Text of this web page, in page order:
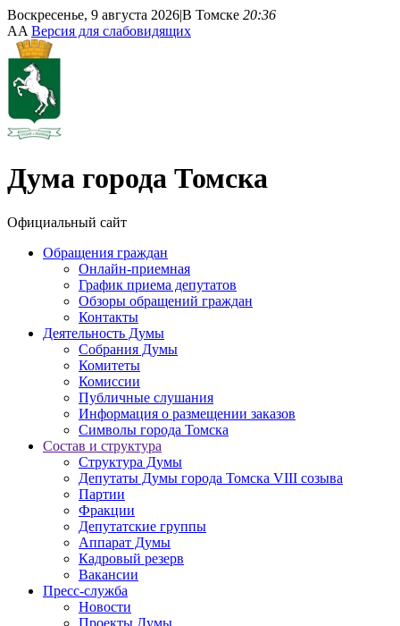
Воскресенье, 9 августа 2026|В Томске 20:36
AA Версия для слабовидящих
Дума города Томска
Официальный сайт
Обращения граждан
Онлайн-приемная
График приема депутатов
Обзоры обращений граждан
Контакты
Деятельность Думы
Собрания Думы
Комитеты
Комиссии
Публичные слушания
Информация о размещении заказов
Символы города Томска
Состав и структура
Структура Думы
Депутаты Думы города Томска VIII созыва
Партии
Фракции
Депутатские группы
Аппарат Думы
Кадровый резерв
Вакансии
Пресс-служба
Новости
Проекты Думы